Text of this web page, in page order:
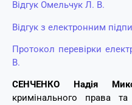
Відгук Омельчук Л. В.
Відгук з електронним
Протокол перевірки
В.
СЕНЧЕНКО Надія
кримінального права